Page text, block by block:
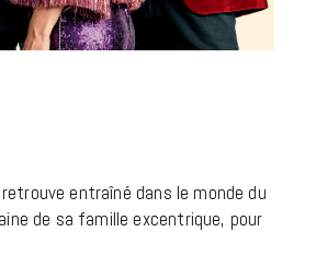
entraîné dans le monde du
de sa famille excentrique, pour
MUSIQUE
The Elephant, l’ivoire du rock